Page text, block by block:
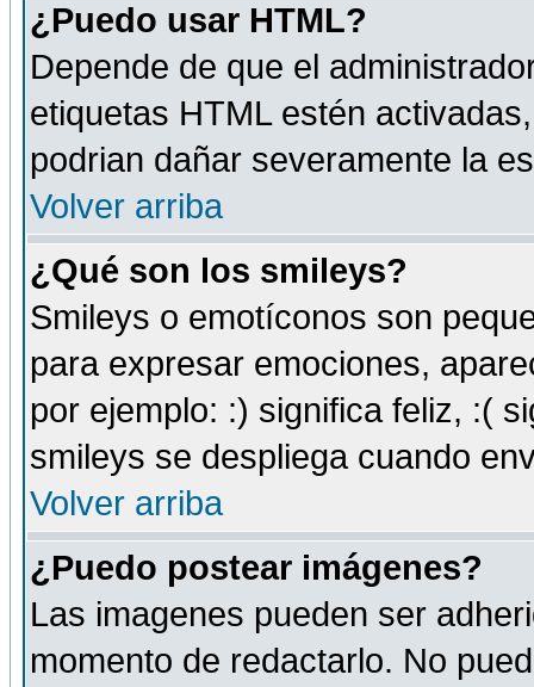
¿Puedo usar HTML?
Depende de que el
etiquetas HTML estén
podrian dañar severamente la
Volver arriba
¿Qué son los smileys?
Smileys o emotíconos son
para expresar emociones,
por ejemplo: :) significa feliz, :(
smileys se despliega cuando
Volver arriba
¿Puedo postear imágenes?
Las imagenes pueden ser
momento de redactarlo. No